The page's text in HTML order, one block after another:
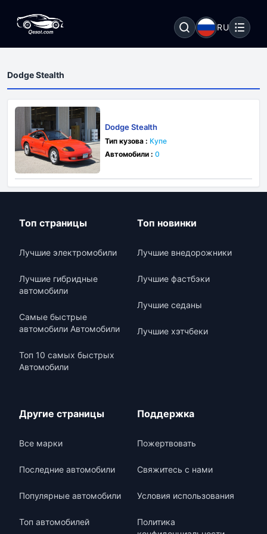
RU
Dodge Stealth
Dodge Stealth
Тип кузова : Купе
Автомобили : 0
Топ страницы
Лучшие электромобили
Лучшие гибридные
автомобили
Самые быстрые
автомобили Автомобили
Топ 10 самых быстрых
Автомобили
Топ новинки
Лучшие внедорожники
Лучшие фастбэки
Лучшие седаны
Лучшие хэтчбеки
Другие страницы
Все марки
Последние автомобили
Популярные автомобили
Топ автомобилей
Поддержка
Пожертвовать
Свяжитесь с нами
Условия использования
Политика